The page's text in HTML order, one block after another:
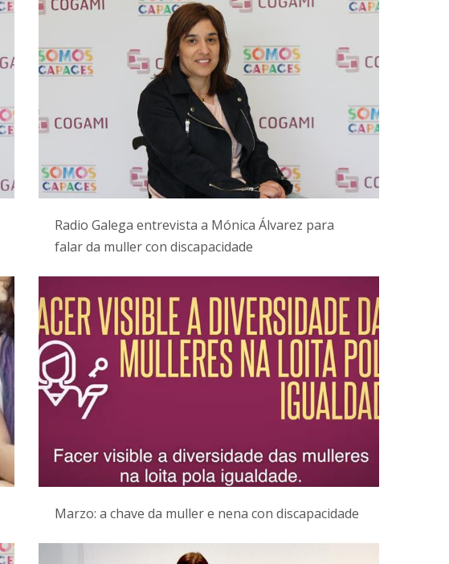
Radio Galega entrevista a Mónica Álvarez para
falar da muller con discapacidade
Marzo: a chave da muller e nena con discapacidade